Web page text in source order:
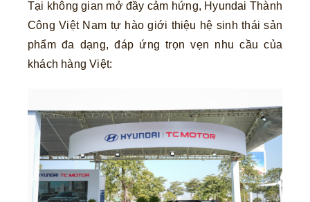
Tại không gian mở đầy cảm hứng, Hyundai Thành
Công Việt Nam tự hào giới thiệu hệ sinh thái sản
phẩm đa dạng, đáp ứng trọn vẹn nhu cầu của
khách hàng Việt: